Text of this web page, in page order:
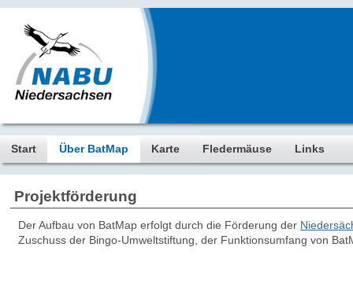
Start Über BatMap Karte Fledermäuse Links
Projektförderung
Der Aufbau von BatMap erfolgt durch die Förderung der
Zuschuss der Bingo-Umweltstiftung, der Funktionsumfang von